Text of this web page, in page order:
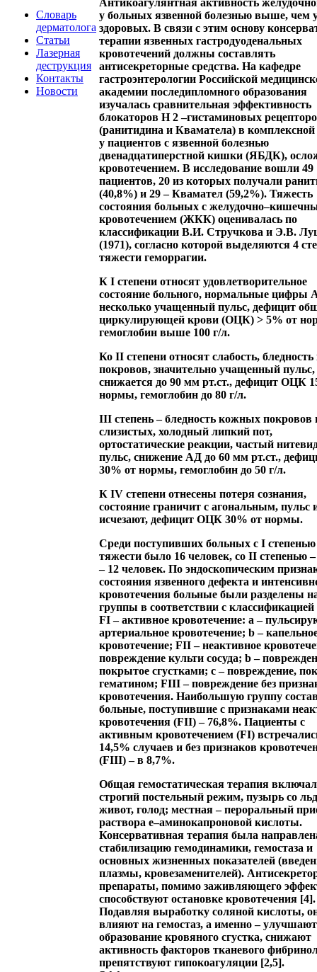
Словарь
дерматолога
Статьи
Лазерная
деструкция
Контакты
Новости
Антикоагулянтная активность
у больных язвенной болезнью выше, чем
здоровых. В связи с этим основу
терапии язвенных гастродуоденальных
кровотечений должны составлять
антисекреторные средства. На кафедре
гастроэнтерологии Российской
академии последипломного образования
изучалась сравнительная эффективность
блокаторов Н 2 –гистаминовых
(ранитидина и Кваматела) в комплексной
у пациентов с язвенной болезнью
двенадцатиперстной кишки (ЯБДК),
кровотечением. В исследование вошли 49
пациентов, 20 из которых получали
(40,8%) и 29 – Квамател (59,2%). Тяжесть
состояния больных с
кровотечением (ЖКК) оценивалась по
классификации В.И. Стручкова и Э.В.
(1971), согласно которой выделяются 4
тяжести геморрагии.
К I степени относят удовлетворительное
состояние больного, нормальные цифры
несколько учащенный пульс, дефицит
циркулирующей крови (ОЦК) > 5% от
гемоглобин выше 100 г/л.
Ко II степени относят слабость,
покровов, значительно учащенный
снижается до 90 мм рт.ст., дефицит ОЦК
нормы, гемоглобин до 80 г/л.
III степень– бледность кожных покровов
слизистых, холодный липкий пот,
ортостатические реакции, частый
пульс, снижение АД до 60 мм рт.ст.,
30% от нормы, гемоглобин до 50 г/л.
К IV степени отнесены потеря сознания,
состояние граничит с агональным, пульс
исчезают, дефицит ОЦК 30% от нормы.
Среди поступивших больных с I степенью
тяжести было 16 человек, со II степенью
– 12 человек. По эндоскопическим
состояния язвенного дефекта и
кровотечения больные были разделены
группы в соответствии с
FI – активное кровотечение: а –
артериальное кровотечение; b –
кровотечение; FII – неактивное
повреждение культи сосуда; b –
покрытое сгустками; с – повреждение,
гематином; FIII – повреждение без
кровотечения. Наибольшую группу
больные, поступившие с признаками
кровотечения (FII) – 76,8%. Пациенты с
активным кровотечением (FI)
14,5% случаев и без признаков
(FIII) – в 8,7%.
Общая гемостатическая терапия
строгий постельный режим, пузырь со
живот, голод; местная – пероральный
раствора e–аминокапроновой кислоты.
Консервативная терапия была
стабилизацию гемодинамики, гемостаза и
основных жизненных показателей
плазмы, кровезаменителей).
препараты, помимо заживляющего
способствуют остановке кровотечения [4].
Подавляя выработку соляной кислоты,
влияют на гемостаз, а именно – улучшают
образование кровяного сгустка, снижают
активность факторов тканевого
препятствуют гипокоагуляции [2,5].